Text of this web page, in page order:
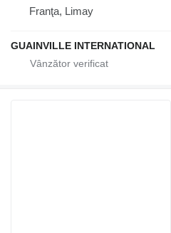
Franţa, Limay
GUAINVILLE INTERNATIONAL